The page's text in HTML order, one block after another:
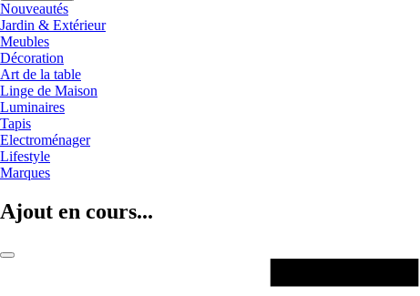
Nouveautés
Jardin & Extérieur
Meubles
Décoration
Art de la table
Linge de Maison
Luminaires
Tapis
Electroménager
Lifestyle
Marques
Ajout en cours...